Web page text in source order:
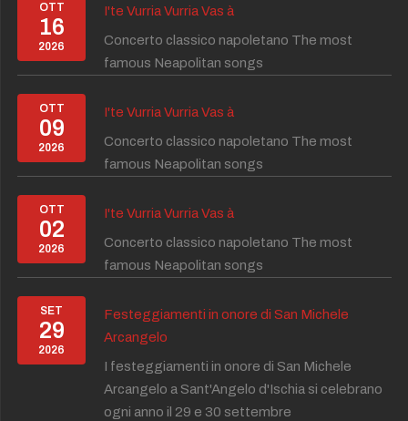
OTT
16
2026
I'te Vurria Vurria Vas à
Concerto classico napoletano The most
famous Neapolitan songs
OTT
09
2026
I'te Vurria Vurria Vas à
Concerto classico napoletano The most
famous Neapolitan songs
OTT
02
2026
I'te Vurria Vurria Vas à
Concerto classico napoletano The most
famous Neapolitan songs
SET
29
2026
Festeggiamenti in onore di San Michele
Arcangelo
I festeggiamenti in onore di San Michele
Arcangelo a Sant'Angelo d'Ischia si celebrano
ogni anno il 29 e 30 settembre